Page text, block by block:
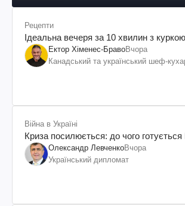
Рецепти
Ідеальна вечеря за 10 хвилин з куркою
Ектор Хіменес-БравоВчора
Канадський та український шеф-
Війна в Україні
Криза посилюється: до чого готується
Олександр ЛевченкоВчора
Український дипломат